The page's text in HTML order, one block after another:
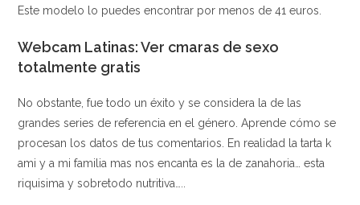
Este modelo lo puedes encontrar por menos de 41 euros.
Webcam Latinas: Ver cmaras de sexo
totalmente gratis
No obstante, fue todo un éxito y se considera la de las
grandes series de referencia en el género. Aprende cómo se
procesan los datos de tus comentarios. En realidad la tarta k
ami y a mi familia mas nos encanta es la de zanahoria… esta
riquisima y sobretodo nutritiva…..